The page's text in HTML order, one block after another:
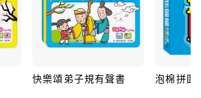
快樂頌弟子規有聲書 泡棉拼圖